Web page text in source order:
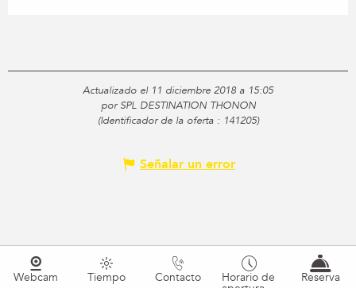
Actualizado el 11 diciembre 2018 a 15:05
por SPL DESTINATION THONON
(Identificador de la oferta : 141205)
Señalar un error
Webcam Tiempo Contacto Horario de Reserva